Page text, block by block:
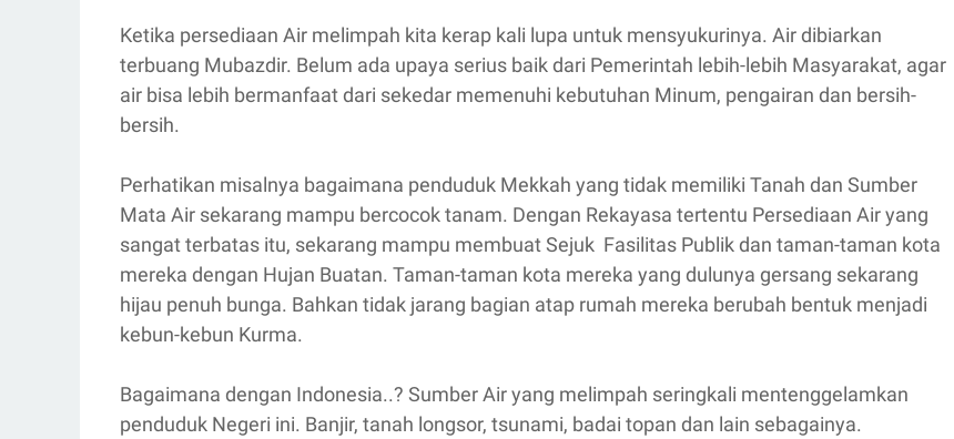
Ketika persediaan Air melimpah kita kerap kali lupa untuk mensyukurinya. Air dibiarkan
terbuang Mubazdir. Belum ada upaya serius baik dari Pemerintah lebih-lebih Masyarakat, agar
air bisa lebih bermanfaat dari sekedar memenuhi kebutuhan Minum, pengairan dan bersih-
bersih.
Perhatikan misalnya bagaimana penduduk Mekkah yang tidak memiliki Tanah dan Sumber
Mata Air sekarang mampu bercocok tanam. Dengan Rekayasa tertentu Persediaan Air yang
sangat terbatas itu, sekarang mampu membuat Sejuk Fasilitas Publik dan taman-taman kota
mereka dengan Hujan Buatan. Taman-taman kota mereka yang dulunya gersang sekarang
hijau penuh bunga. Bahkan tidak jarang bagian atap rumah mereka berubah bentuk menjadi
kebun-kebun Kurma.
Bagaimana dengan Indonesia..? Sumber Air yang melimpah seringkali mentenggelamkan
penduduk Negeri ini. Banjir, tanah longsor, tsunami, badai topan dan lain sebagainya.